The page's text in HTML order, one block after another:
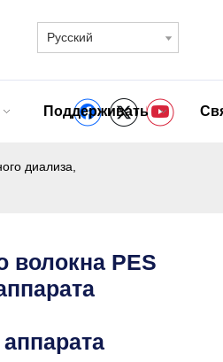
Pусский
Поддерживать
диализа,
волокна PES